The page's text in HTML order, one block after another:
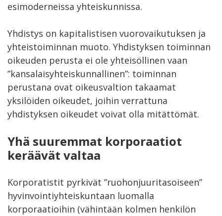
esimoderneissa yhteiskunnissa.
Yhdistys on kapitalistisen vuorovaikutuksen ja
yhteistoiminnan muoto. Yhdistyksen toiminnan
oikeuden perusta ei ole yhteisöllinen vaan
”kansalaisyhteiskunnallinen”: toiminnan
perustana ovat oikeusvaltion takaamat
yksilöiden oikeudet, joihin verrattuna
yhdistyksen oikeudet voivat olla mitättömät.
Yhä suuremmat korporaatiot
keräävät valtaa
Korporatistit pyrkivät ”ruohonjuuritasoiseen”
hyvinvointiyhteiskuntaan luomalla
korporaatioihin (vähintään kolmen henkilön